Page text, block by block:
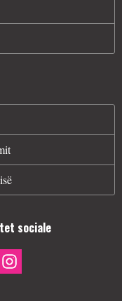
sociale